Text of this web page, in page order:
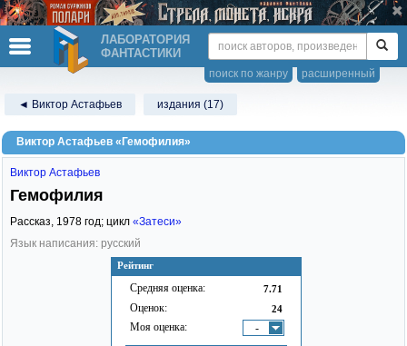
ЛАБОРАТОРИЯ
ФАНТАСТИКИ
расширенный
поиск по жанру
◄ Виктор Астафьев издания (17)
Виктор Астафьев «Гемофилия»
Рейтинг
Средняя оценка: 7.71
Оценок: 24
Моя оценка: -
Виктор Астафьев
Гемофилия
Рассказ, 1978 год; цикл «Затеси»
Язык написания: русский